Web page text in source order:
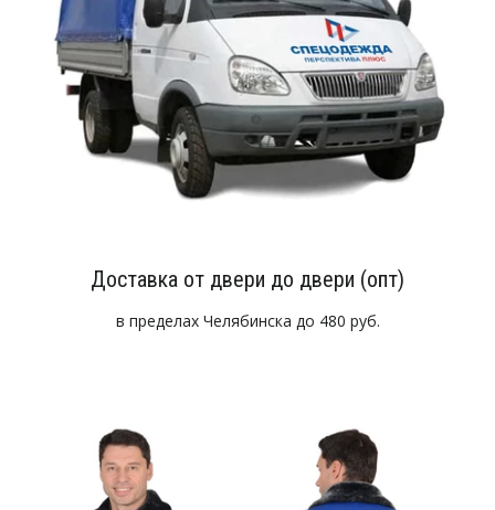
Доставка от двери до двери (опт)
в пределах Челябинска до 480 руб.